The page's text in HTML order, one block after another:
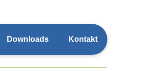
Downloads Kontakt